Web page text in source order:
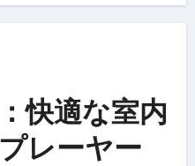
快適な室内
レーヤー